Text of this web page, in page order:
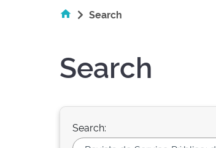
Search
Search
Search: